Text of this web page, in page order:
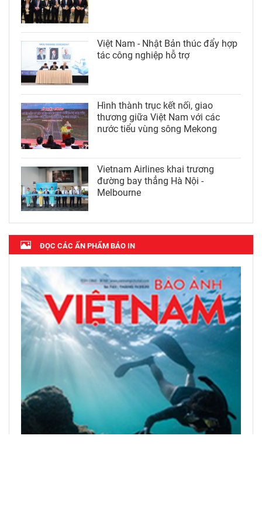
Việt Nam - Nhật Bản thúc đẩy hợp
tác công nghiệp hỗ trợ
Hình thành trục kết nối, giao
thương giữa Việt Nam với các
nước tiểu vùng sông Mekong
Vietnam Airlines khai trương
đường bay thẳng Hà Nội -
Melbourne
ĐỌC CÁC ẤN PHẨM BÁO IN